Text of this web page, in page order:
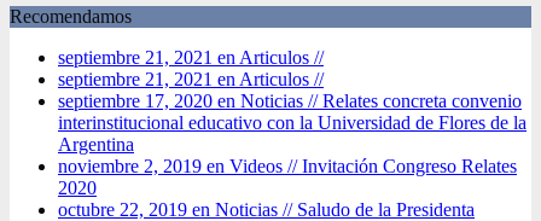
Recomendamos
septiembre 21, 2021 en Articulos //
septiembre 21, 2021 en Articulos //
septiembre 17, 2020 en Noticias //Relates concreta convenio
interinstitucional educativo con la Universidad de Flores de la
Argentina
noviembre 2, 2019 en Videos //Invitación Congreso Relates
2020
octubre 22, 2019 en Noticias // Saludo de la Presidenta